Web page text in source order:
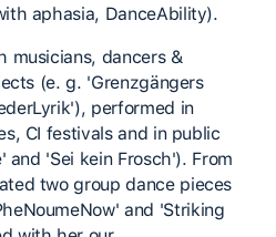
aphasia, DanceAbility).
musicians, dancers &
(e. g. 'Grenzgängers
performed in
CI festivals and in public
and 'Sei kein Frosch'). From
two group dance pieces
and 'Striking